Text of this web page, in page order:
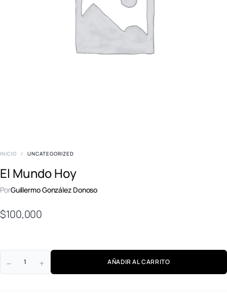
INICIO / UNCATEGORIZED
El Mundo Hoy
PorGuillermo González Donoso
$100,000
AÑADIR AL CARRITO